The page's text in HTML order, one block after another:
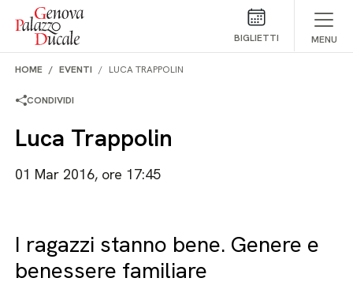
Salta al contenuto
BIGLIETTI MENU
HOME EVENTI LUCA TRAPPOLIN
CONDIVIDI
Luca Trappolin
01 Mar 2016, ore 17:45
I ragazzi stanno bene. Genere e
benessere familiare